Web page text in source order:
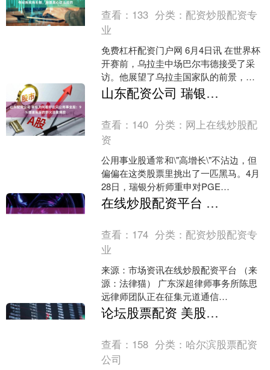
查看： 133 分类： 配资炒股配资专
业
免费杠杆配资门户网 6月4日讯 在世界杯
开赛前，乌拉圭中场巴尔韦德接受了采
访。他展望了乌拉圭国家队的前景，强
调自己渴望为卡塔尔世界杯上的失利正
名，并坚定地表示，....
山东配资公司 瑞银为何看好这只公用事业股：9%增速背后的野火法案博弈
查看： 140 分类： 网上在线炒股配
资
公用事业股通常和\"高增长\"不沾边，但
偏偏在这类股票里挑出了一匹黑马。4月
28日，瑞银分析师重申对PGE
Corporation的买入评级，目标价定在23
美元....
在线炒股配资平台 元道通信（301139）|欺诈发行遭重罚，证监会通报，拟启动退市程序，投资者可进行维权登记
查看： 174 分类： 配资炒股配资专
业
来源：市场资讯在线炒股配资平台 （来
源：法律猫） 广东深超律师事务所陈思
远律师团队正在征集元道通信
（301139）证券虚假陈述投资者索赔
案，符合条件的股民可登记....
论坛股票配资 美股公用事业板块本周财报：14家12家盈利超预期
查看： 158 分类： 哈尔滨股票配资
公司